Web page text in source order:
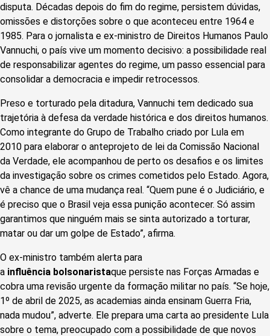
disputa. Décadas depois do fim do regime, persistem dúvidas,
omissões e distorções sobre o que aconteceu entre 1964 e
1985. Para o jornalista e ex-ministro de Direitos Humanos Paulo
Vannuchi, o país vive um momento decisivo: a possibilidade real
de responsabilizar agentes do regime, um passo essencial para
consolidar a democracia e impedir retrocessos.
Preso e torturado pela ditadura, Vannuchi tem dedicado sua
trajetória à defesa da verdade histórica e dos direitos humanos.
Como integrante do Grupo de Trabalho criado por Lula em
2010 para elaborar o anteprojeto de lei da Comissão Nacional
da Verdade, ele acompanhou de perto os desafios e os limites
da investigação sobre os crimes cometidos pelo Estado. Agora,
vê a chance de uma mudança real. “Quem pune é o Judiciário, e
é preciso que o Brasil veja essa punição acontecer. Só assim
garantimos que ninguém mais se sinta autorizado a torturar,
matar ou dar um golpe de Estado”, afirma.
O ex-ministro também alerta para
a influência bolsonaristaque persiste nas Forças Armadas e
cobra uma revisão urgente da formação militar no país. “Se hoje,
1º de abril de 2025, as academias ainda ensinam Guerra Fria,
nada mudou”, adverte. Ele prepara uma carta ao presidente Lula
sobre o tema, preocupado com a possibilidade de que novos